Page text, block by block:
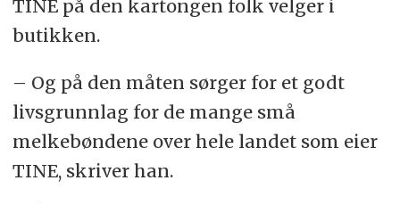
TINE på den kartongen folk velger i
butikken.
– Og på den måten sørger for et godt
livsgrunnlag for de mange små
melkebøndene over hele landet som eier
TINE, skriver han.